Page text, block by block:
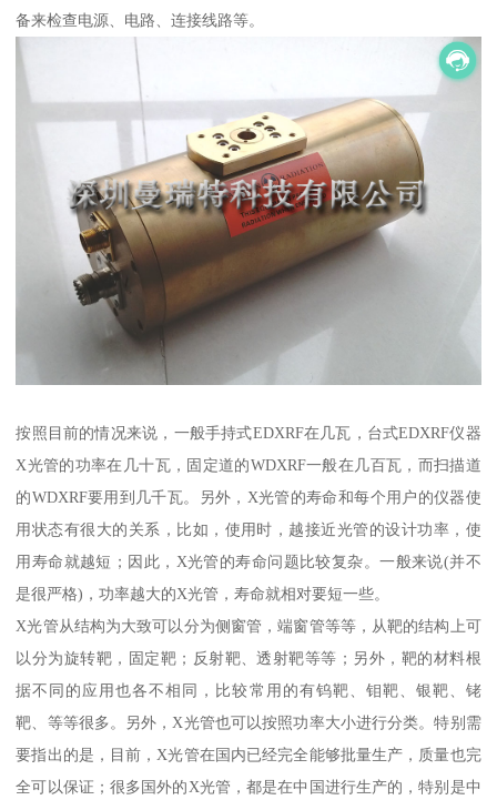
备来检查电源、电路、连接线路等。
按照目前的情况来说，一般手持式EDXRF在几瓦，台式EDXRF仪器
X光管的功率在几十瓦，固定道的WDXRF一般在几百瓦，而扫描道
的WDXRF要用到几千瓦。另外，X光管的寿命和每个用户的仪器使
用状态有很大的关系，比如，使用时，越接近光管的设计功率，使
用寿命就越短；因此，X光管的寿命问题比较复杂。一般来说(并不
是很严格)，功率越大的X光管，寿命就相对要短一些。
X光管从结构为大致可以分为侧窗管，端窗管等等，从靶的结构上可
以分为旋转靶，固定靶；反射靶、透射靶等等；另外，靶的材料根
据不同的应用也各不相同，比较常用的有钨靶、钼靶、银靶、铑
靶、等等很多。另外，X光管也可以按照功率大小进行分类。特别需
要指出的是，目前，X光管在国内已经完全能够批量生产，质量也完
全可以保证；很多国外的X光管，都是在中国进行生产的，特别是中